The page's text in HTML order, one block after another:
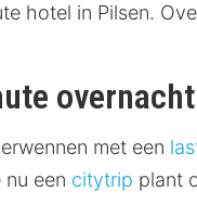
hotel in Pilsen.
met een
nu een citytrip plant